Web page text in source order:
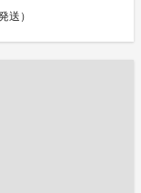
送）